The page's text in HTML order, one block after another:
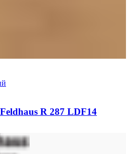
R 287 LDF14